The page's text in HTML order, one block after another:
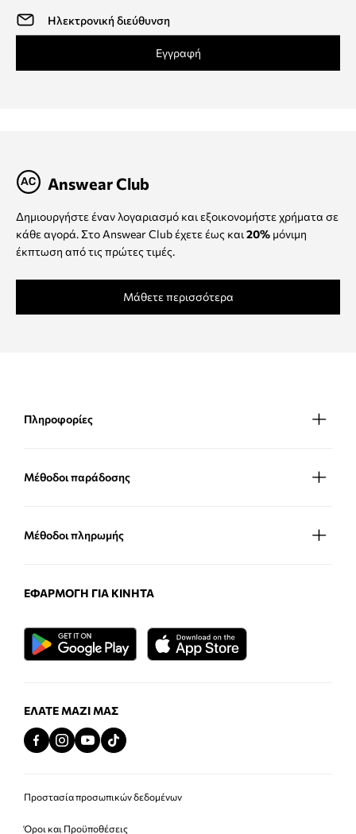
Εγγραφή
Answear Club
Δημιουργήστε έναν λογαριασμό και εξοικονομήστε χρήματα σε
κάθε αγορά. Στο Answear Club έχετε έως και 20% μόνιμη
έκπτωση από τις πρώτες τιμές.
Μάθετε περισσότερα
Πληροφορίες
Μέθοδοι παράδοσης
Μέθοδοι πληρωμής
ΕΦΑΡΜΟΓΉ ΓΙΑ ΚΙΝΗΤΆ
ΕΛΆΤΕ ΜΑΖΊ ΜΑΣ
Προστασία προσωπικών δεδομένων
Όροι και Προϋποθέσεις